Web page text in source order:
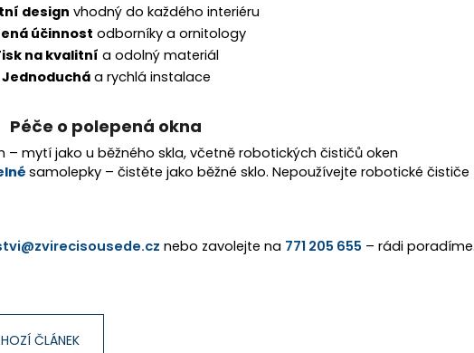
design vhodný do každého interiéru
účinnost odborníky a ornitology
na kvalitní a odolný materiál
Jednoducháa rychlá instalace
Péče o polepená okna
– mytí jako u běžného skla, včetně robotických čističů oken
samolepky – čistěte jako běžné sklo. Nepoužívejte robotické čističe
nebo zavolejte na 771 205 655 – rádi
ČLÁNEK